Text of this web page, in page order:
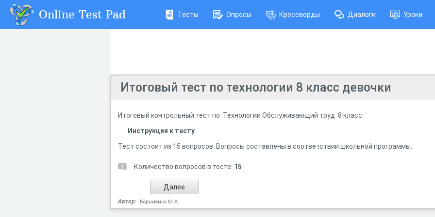
Online Test Pad Тесты Опросы Кроссворды Диалоги Уроки
Итоговый тест по технологии 8 класс девочки
Итоговый контрольный тест по Технологии Обслуживающий труд 8 класс.
Инструкция к тесту
Тест состоит из 15 вопросов. Вопросы составлены в соответствии школьной программы.
Количество вопросов в тесте: 15
Автор: Корниенко М.А.